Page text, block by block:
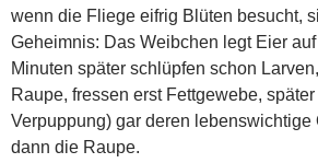
wenn die Fliege eifrig Blüten besucht,
Geheimnis: Das Weibchen legt Eier
Minuten später schlüpfen schon
Raupe, fressen erst Fettgewebe,
Verpuppung) gar deren lebenswichtige
dann die Raupe.